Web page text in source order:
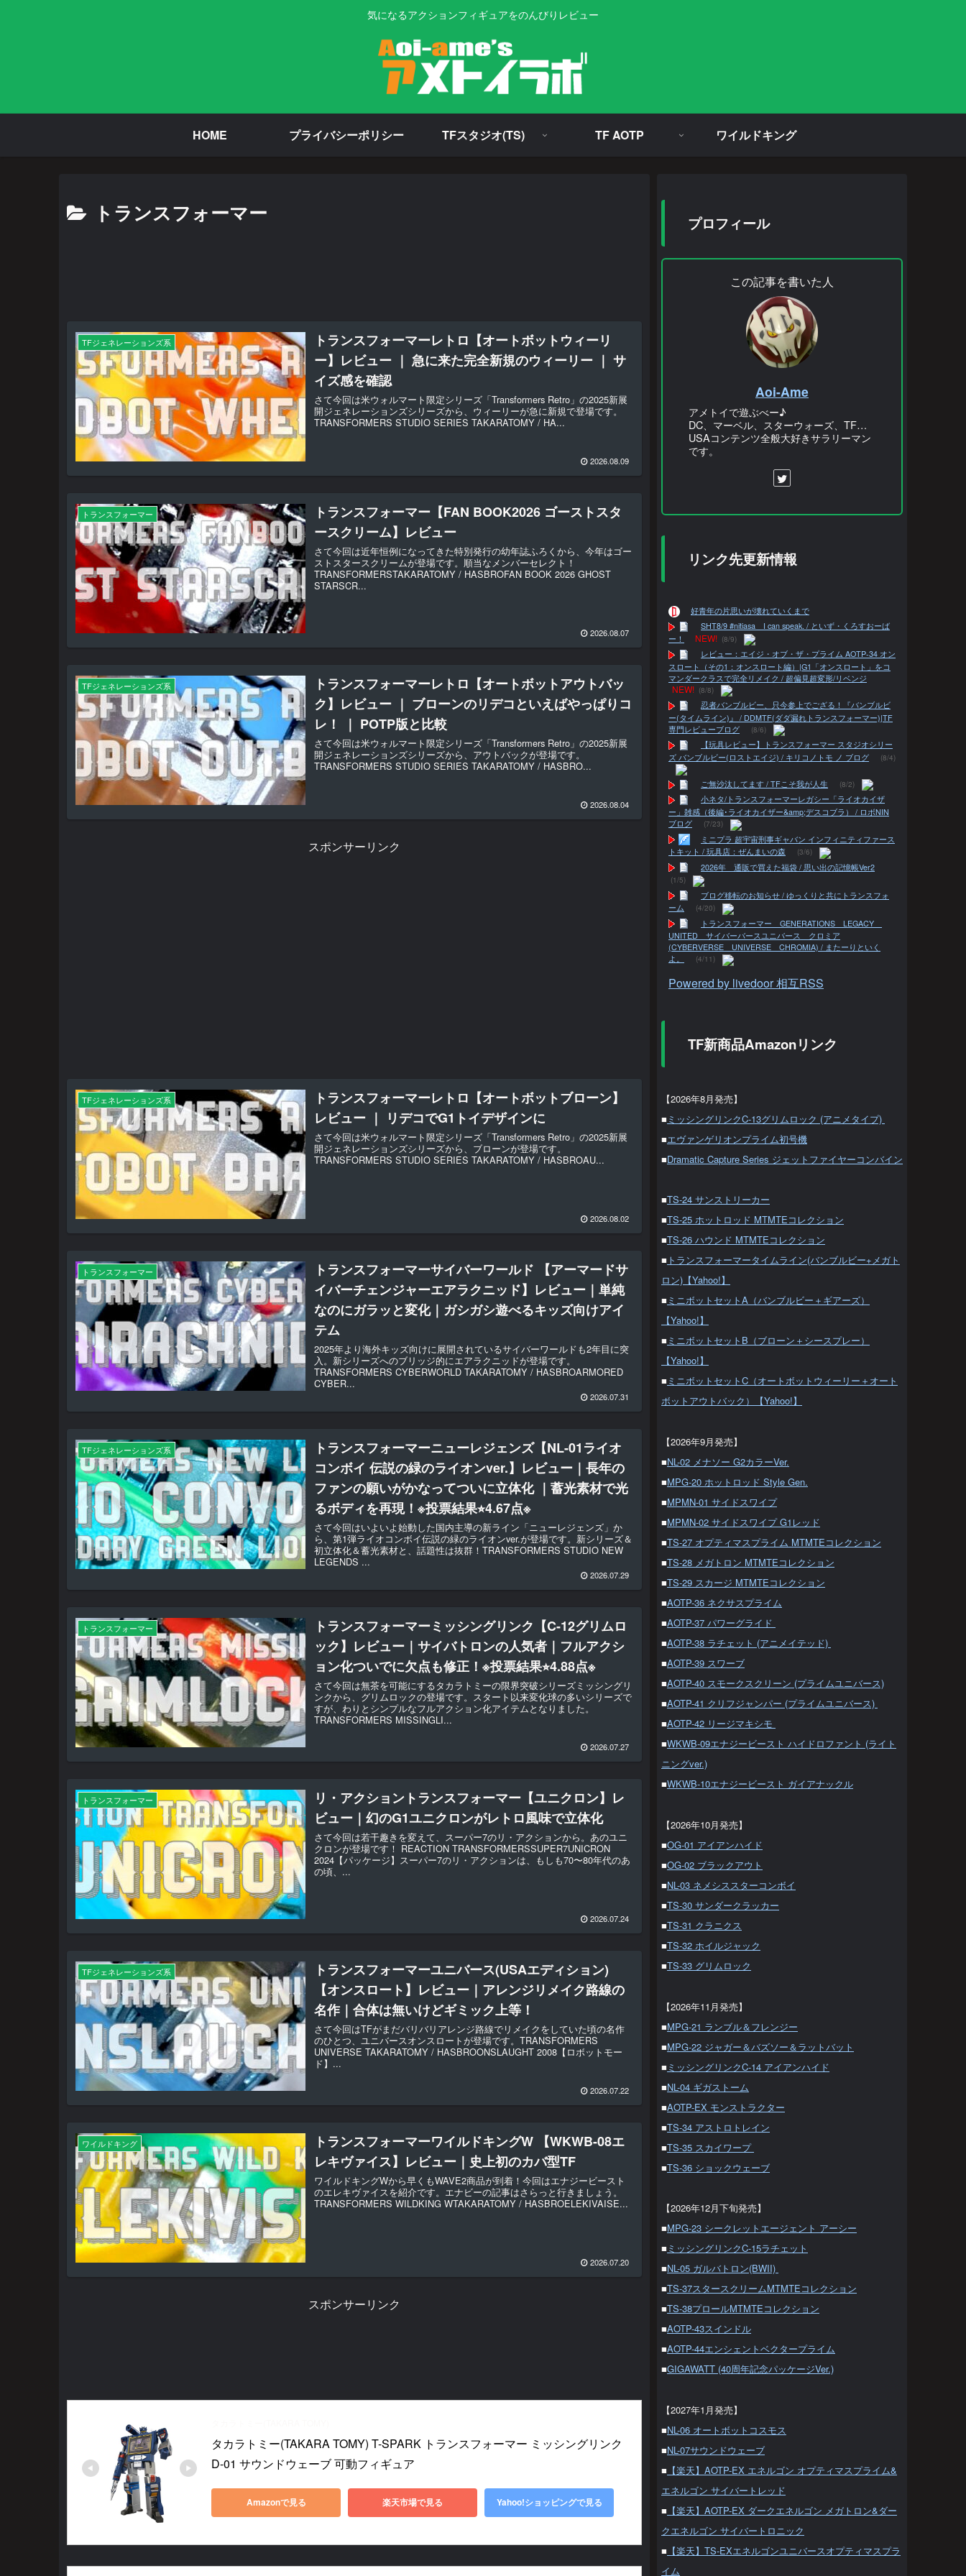
気になるアクションフィギュアをのんびりレビュー
HOME プライバシーポリシー TFスタジオ(TS) TF AOTP ワイルドキング
トランスフォーマー
TFジェネレーションズ系
トランスフォーマーレトロ【オートボットウィーリ
ー】レビュー ｜ 急に来た完全新規のウィーリー ｜ サ
イズ感を確認
さて今回は米ウォルマート限定シリーズ「Transformers Retro」の2025新展
開ジェネレーションズシリーズから、ウィーリーが急に新規で登場です。
TRANSFORMERS STUDIO SERIES TAKARATOMY / HA...
2026.08.09
トランスフォーマー
トランスフォーマー【FAN BOOK2026 ゴーストスタ
ースクリーム】レビュー
さて今回は近年恒例になってきた特別発行の幼年誌ふろくから、今年はゴー
ストスタースクリームが登場です。順当なメンバーセレクト！
TRANSFORMERSTAKARATOMY / HASBROFAN BOOK 2026 GHOST
STARSCR...
2026.08.07
TFジェネレーションズ系
トランスフォーマーレトロ【オートボットアウトバッ
ク】レビュー ｜ ブローンのリデコといえばやっぱりコ
レ！ ｜ POTP版と比較
さて今回は米ウォルマート限定シリーズ「Transformers Retro」の2025新展
開ジェネレーションズシリーズから、アウトバックが登場です。
TRANSFORMERS STUDIO SERIES TAKARATOMY / HASBRO...
2026.08.04
スポンサーリンク
TFジェネレーションズ系
トランスフォーマーレトロ【オートボットブローン】
レビュー ｜ リデコでG1トイデザインに
さて今回は米ウォルマート限定シリーズ「Transformers Retro」の2025新展
開ジェネレーションズシリーズから、ブローンが登場です。
TRANSFORMERS STUDIO SERIES TAKARATOMY / HASBROAU...
2026.08.02
トランスフォーマー
トランスフォーマーサイバーワールド 【アーマードサ
イバーチェンジャーエアラクニッド】レビュー｜単純
なのにガラッと変化｜ガシガシ遊べるキッズ向けアイ
テム
2025年より海外キッズ向けに展開されているサイバーワールドも2年目に突
入。新シリーズへのブリッジ的にエアラクニッドが登場です。
TRANSFORMERS CYBERWORLD TAKARATOMY / HASBROARMORED
CYBER...
2026.07.31
TFジェネレーションズ系
トランスフォーマーニューレジェンズ【NL-01ライオ
コンボイ 伝説の緑のライオンver.】レビュー｜長年の
ファンの願いがかなってついに立体化 ｜蓄光素材で光
るボディを再現！※投票結果⭐︎4.67点※
さて今回はいよいよ始動した国内主導の新ライン「ニューレジェンズ」か
ら、第1弾ライオコンボイ伝説の緑のライオンver.が登場です。新シリーズ＆
初立体化＆蓄光素材と、話題性は抜群！TRANSFORMERS STUDIO NEW
LEGENDS ...
2026.07.29
トランスフォーマー
トランスフォーマーミッシングリンク【C-12グリムロ
ック】レビュー｜サイバトロンの人気者｜フルアクシ
ョン化ついでに欠点も修正！※投票結果⭐︎4.88点※
さて今回は無茶を可能にするタカラトミーの限界突破シリーズミッシングリ
ンクから、グリムロックの登場です。スタート以来変化球の多いシリーズで
すが、わりとシンプルなフルアクション化アイテムとなりました。
TRANSFORMERS MISSINGLI...
2026.07.27
トランスフォーマー
リ・アクショントランスフォーマー【ユニクロン】レ
ビュー｜幻のG1ユニクロンがレトロ風味で立体化
さて今回は若干趣きを変えて、スーパー7のリ・アクションから。あのユニ
クロンが登場です！ REACTION TRANSFORMERSSUPER7UNICRON
2024【パッケージ】スーパー7のリ・アクションは、もしも70〜80年代のあ
の頃、...
2026.07.24
TFジェネレーションズ系
トランスフォーマーユニバース(USAエディション)
【オンスロート】レビュー｜アレンジリメイク路線の
名作｜合体は無いけどギミック上等！
さて今回はTFがまだバリバリアレンジ路線でリメイクをしていた頃の名作
のひとつ、ユニバースオンスロートが登場です。TRANSFORMERS
UNIVERSE TAKARATOMY / HASBROONSLAUGHT 2008【ロボットモー
ド】...
2026.07.22
ワイルドキング
トランスフォーマーワイルドキングW 【WKWB-08エ
レキヴァイス】レビュー｜史上初のカバ型TF
ワイルドキングWから早くもWAVE2商品が到着！今回はエナジービースト
のエレキヴァイスを紹介です。エナビーの記事はさらっと行きましょう。
TRANSFORMERS WILDKING WTAKARATOMY / HASBROELEKIVAISE...
2026.07.20
スポンサーリンク
タカラトミー(TAKARA TOMY) T-SPARK トランスフォーマー ミッシングリンク
D-01 サウンドウェーブ 可動フィギュア
Amazonで見る 楽天市場で見る Yahoo!ショッピングで見る
プロフィール
この記事を書いた人
Aoi-Ame
アメトイで遊ぶべー♪
DC、マーベル、スターウォーズ、TF…
USAコンテンツ全般大好きサラリーマン
です。
リンク先更新情報
好青年の片思いが壊れていくまで
SHT8/9 #nitiasa I can speak. / といず・くろすおーば
ー！
NEW! (8/9)
レビュー：エイジ・オブ・ザ・プライム AOTP-34 オン
スロート（その1：オンスロート編）|G1「オンスロート」をコ
マンダークラスで完全リメイク / 超偏見超変形/リベンジ
NEW! (8/8)
忍者バンブルビー、只今参上でござる！『バンブルビ
ー(タイムライン)』 / DDMTF(ダダ漏れトランスフォーマー)|TF
専門レビューブログ
(8/6)
【玩具レビュー】トランスフォーマー スタジオシリー
ズ バンブルビー(ロストエイジ) / キリコノトモ ノ ブログ
(8/4)
ご無沙汰してます / TFこそ我が人生 (8/2)
小ネタ/トランスフォーマーレガシー「ライオカイザ
ー」雑感（後編･ライオカイザー&amp;デスコブラ） / ロボNIN
ブログ
(7/23)
ミニプラ 超宇宙刑事ギャバン インフィニティファース
トキット / 玩具店：ぜんまいの森
(3/6)
2026年 通販で買えた福袋 / 思い出の記憶帳Ver2
(1/5)
ブログ移転のお知らせ / ゆっくりと共にトランスフォ
ーム
(4/20)
トランスフォーマー GENERATIONS LEGACY
UNITED サイバーバースユニバース クロミア
(CYBERVERSE UNIVERSE CHROMIA) / またーりといく
よ。
(4/11)
Powered by livedoor 相互RSS
TF新商品Amazonリンク
【2026年8月発売】
■ ミッシングリンクC-13グリムロック (アニメタイプ)
■エヴァンゲリオンプライム初号機
■Dramatic Capture Series ジェットファイヤーコンバイン
■TS-24 サンストリーカー
■TS-25 ホットロッド MTMTEコレクション
■TS-26 ハウンド MTMTEコレクション
■ トランスフォーマータイムライン(バンブルビー+メガト
ロン)【Yahoo!】
■ ミニボットセットA（バンブルビー＋ギアーズ）
【Yahoo!】
■ ミニボットセットB（ブローン＋シースプレー）
【Yahoo!】
■ ミニボットセットC（オートボットウィーリー＋オート
ボットアウトバック）【Yahoo!】
【2026年9月発売】
■NL-02 メナソー G2カラーVer.
■MPG-20 ホットロッド Style Gen.
■MPMN-01 サイドスワイプ
■MPMN-02 サイドスワイプ G1レッド
■TS-27 オプティマスプライム MTMTEコレクション
■TS-28 メガトロン MTMTEコレクション
■TS-29 スカージ MTMTEコレクション
■AOTP-36 ネクサスプライム
■AOTP-37 パワーグライド
■AOTP-38 ラチェット (アニメイテッド)
■AOTP-39 スワーブ
■AOTP-40 スモークスクリーン (プライムユニバース)
■AOTP-41 クリフジャンパー (プライムユニバース)
■AOTP-42 リージマキシモ
■WKWB-09エナジービースト ハイドロファント (ライト
ニングver.)
■WKWB-10エナジービースト ガイアナックル
【2026年10月発売】
■OG-01 アイアンハイド
■OG-02 ブラックアウト
■NL-03 ネメシススターコンボイ
■TS-30 サンダークラッカー
■TS-31 クラニクス
■TS-32 ホイルジャック
■TS-33 グリムロック
【2026年11月発売】
■MPG-21 ランブル＆フレンジー
■MPG-22 ジャガー＆バズソー＆ラットバット
■ ミッシングリンクC-14 アイアンハイド
■NL-04 ギガストーム
■AOTP-EX モンストラクター
■TS-34 アストロトレイン
■TS-35 スカイワープ
■TS-36 ショックウェーブ
【2026年12月下旬発売】
■MPG-23 シークレットエージェント アーシー
■ ミッシングリンクC-15ラチェット
■NL-05 ガルバトロン(BWII)
■TS-37スタースクリームMTMTEコレクション
■TS-38プロールMTMTEコレクション
■AOTP-43スインドル
■AOTP-44エンシェントベクタープライム
■GIGAWATT (40周年記念パッケージVer.)
【2027年1月発売】
■NL-06 オートボットコスモス
■NL-07サウンドウェーブ
■ 【楽天】AOTP-EX エネルゴン オプティマスプライム&
エネルゴン サイバートレッド
■ 【楽天】AOTP-EX ダークエネルゴン メガトロン&ダー
クエネルゴン サイバートロニック
■ 【楽天】TS-EXエネルゴンユニバースオプティマスプラ
イム